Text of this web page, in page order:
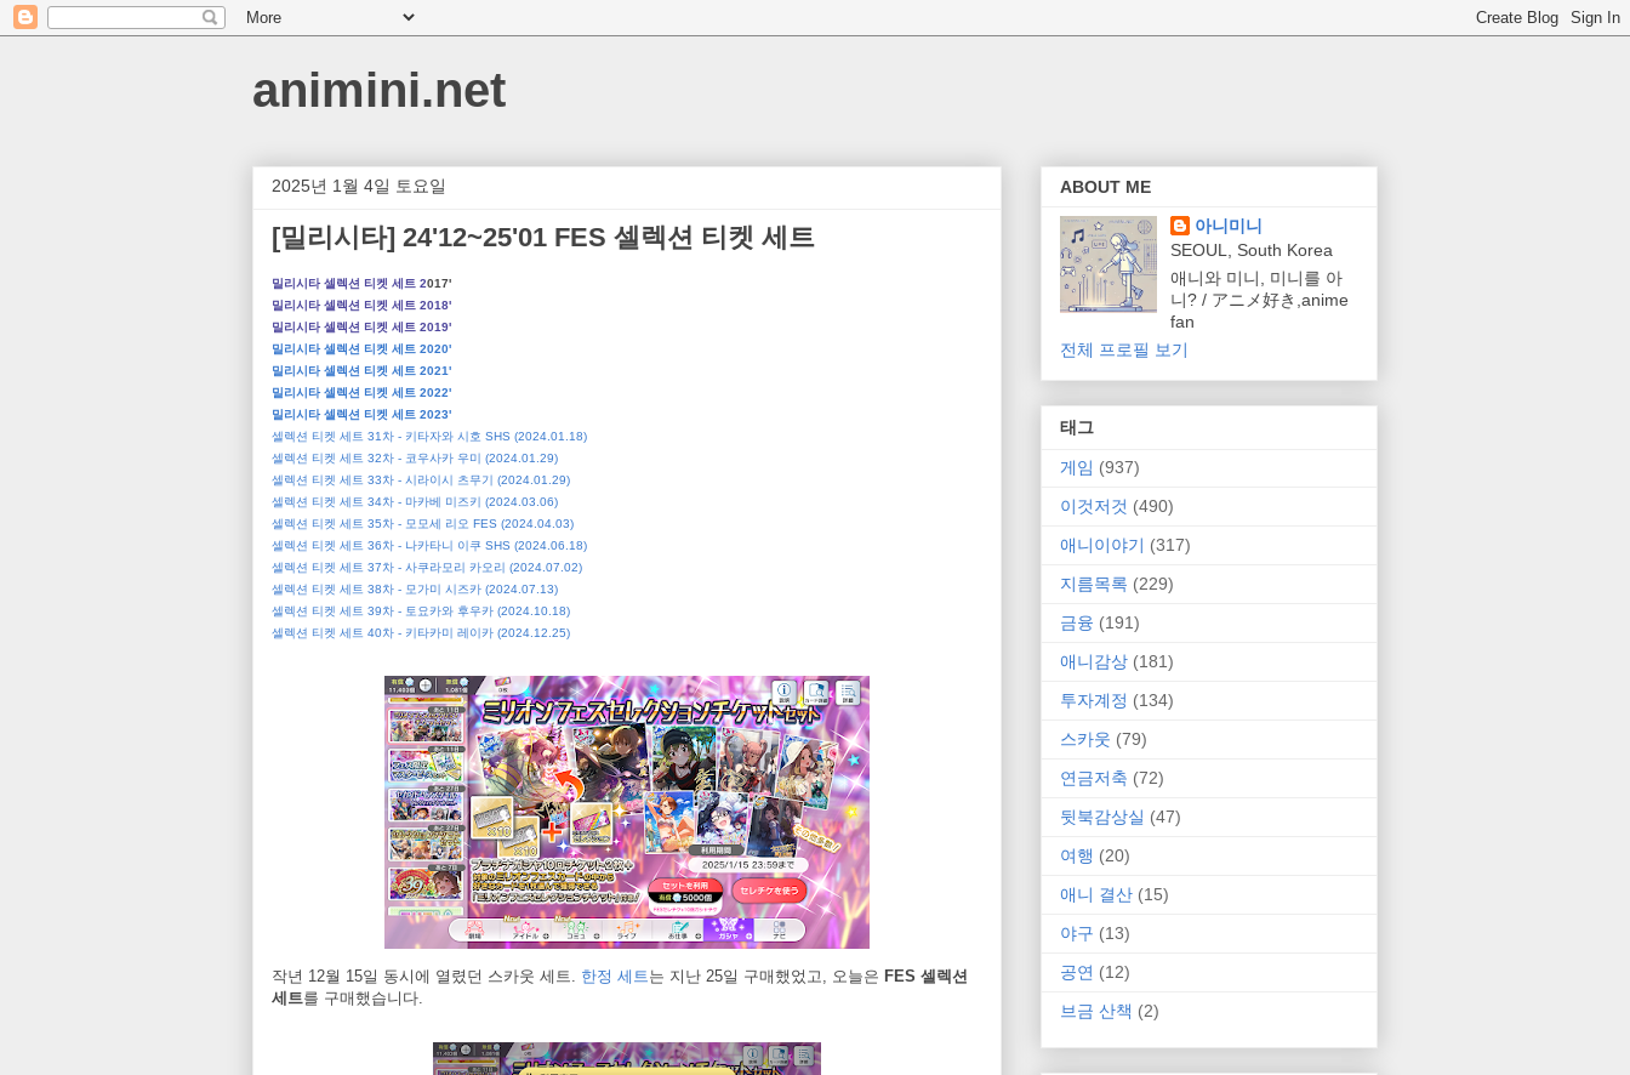
animini.net
2025년 1월 4일 토요일
[밀리시타] 24'12~25'01 FES 셀렉션 티켓 세트
밀리시타 셀렉션 티켓 세트 2017'
밀리시타 셀렉션 티켓 세트 2018'
밀리시타 셀렉션 티켓 세트 2019'
밀리시타 셀렉션 티켓 세트 2020'
밀리시타 셀렉션 티켓 세트 2021'
밀리시타 셀렉션 티켓 세트 2022'
밀리시타 셀렉션 티켓 세트 2023'
셀렉션 티켓 세트 31차 - 키타자와 시호 SHS (2024.01.18)
셀렉션 티켓 세트 32차 - 코우사카 우미 (2024.01.29)
셀렉션 티켓 세트 33차 - 시라이시 츠무기 (2024.01.29)
셀렉션 티켓 세트 34차 - 마카베 미즈키 (2024.03.06)
셀렉션 티켓 세트 35차 - 모모세 리오 FES (2024.04.03)
셀렉션 티켓 세트 36차 - 나카타니 이쿠 SHS (2024.06.18)
셀렉션 티켓 세트 37차 - 사쿠라모리 카오리 (2024.07.02)
셀렉션 티켓 세트 38차 - 모가미 시즈카 (2024.07.13)
셀렉션 티켓 세트 39차 - 토요카와 후우카 (2024.10.18)
셀렉션 티켓 세트 40차 - 키타카미 레이카 (2024.12.25)
작년 12월 15일 동시에 열렸던 스카웃 세트. 한정 세트는 지난 25일 구매했었고, 오늘은 FES 셀렉션
세트를 구매했습니다.
ABOUT ME
아니미니
SEOUL, South Korea
애니와 미니, 미니를 아
니? / アニメ好き,anime
fan
전체 프로필 보기
태그
게임 (937)
이것저것 (490)
애니이야기 (317)
지름목록 (229)
금융 (191)
애니감상 (181)
투자계정 (134)
스카웃 (79)
연금저축 (72)
뒷북감상실 (47)
여행 (20)
애니 결산 (15)
야구 (13)
공연 (12)
브금 산책 (2)